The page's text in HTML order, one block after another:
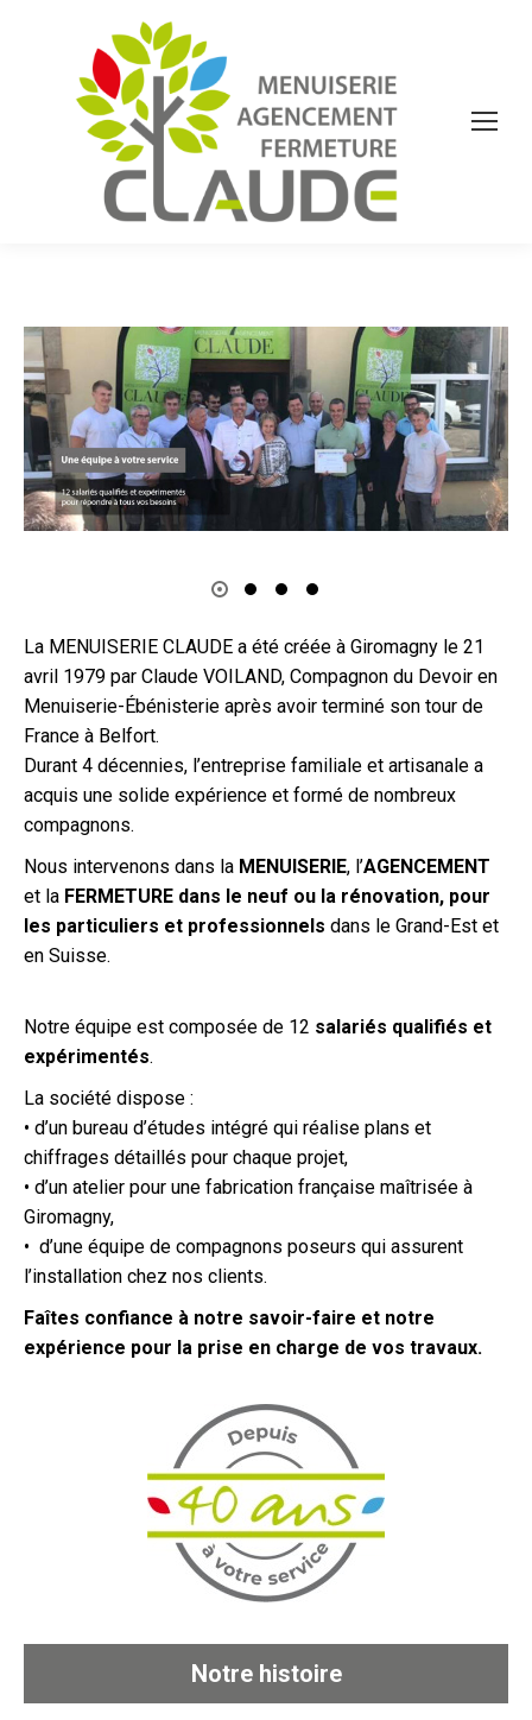
La MENUISERIE CLAUDE a été créée à Giromagny le 21
avril 1979 par Claude VOILAND, Compagnon du Devoir en
Menuiserie-Ébénisterie après avoir terminé son tour de
France à Belfort.
Durant 4 décennies, l’entreprise familiale et artisanale a
acquis une solide expérience et formé de nombreux
compagnons.
Nous intervenons dans la MENUISERIE, l’AGENCEMENT
et la FERMETURE dans le neuf ou la rénovation, pour
les particuliers et professionnels dans le Grand-Est et
en Suisse.
Notre équipe est composée de 12 salariés qualifiés et
expérimentés.
La société dispose :
• d’un bureau d’études intégré qui réalise plans et
chiffrages détaillés pour chaque projet,
• d’un atelier pour une fabrication française maîtrisée à
Giromagny,
• d’une équipe de compagnons poseurs qui assurent
l’installation chez nos clients.
Faîtes confiance à notre savoir-faire et notre
expérience pour la prise en charge de vos travaux.
Notre histoire